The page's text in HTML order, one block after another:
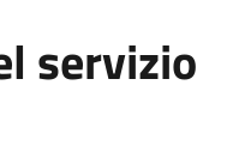
servizio